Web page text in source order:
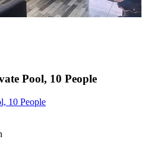
Pool, 10 People
10 People